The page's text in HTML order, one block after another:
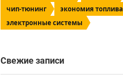
чип-тюнинг
экономия топлива
электронные системы
Свежие записи